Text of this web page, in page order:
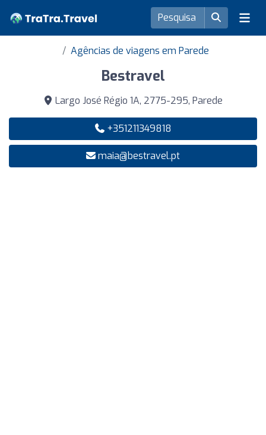
Agências de viagens em Parede
Bestravel
Largo José Régio 1A, 2775-295, Parede
+351211349818
maia@bestravel.pt